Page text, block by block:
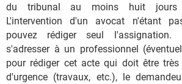
du tribunal au moins huit jours
L'intervention d'un avocat n'étant
pouvez rédiger seul
s'adresser à un professionnel
pour rédiger cet acte qui doit être
d'urgence (travaux, etc.), le